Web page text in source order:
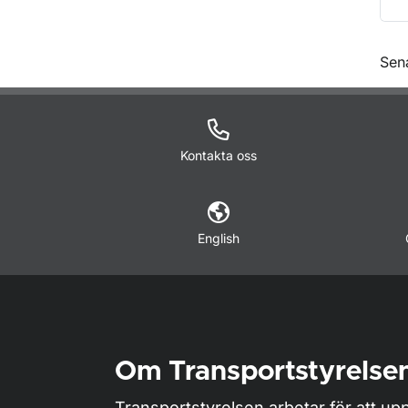
Kontakta oss
English
Om